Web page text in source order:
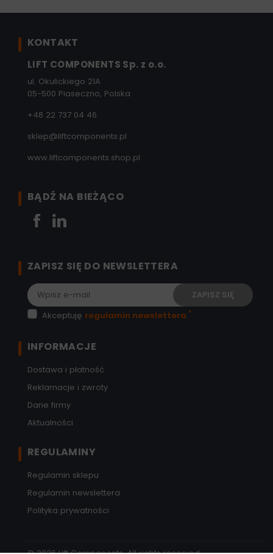
KONTAKT
LIFT COMPONENTS Sp. z o.o.
ul. Okulickiego 21A
05-500 Piaseczno, Polska
+48 22 737 04 46
sklep@liftcomponents.pl
www.liftcomponents.shop.pl
BĄDŹ NA BIEŻĄCO
ZAPISZ SIĘ DO NEWSLETTERA
Akceptuję regulamin newslettera.*
INFORMACJE
Dostawa i płatność
Reklamacje i zwroty
Dane firmy
Aktualności
REGULAMINY
Regulamin sklepu
Regulamin newslettera
Polityka prywatności